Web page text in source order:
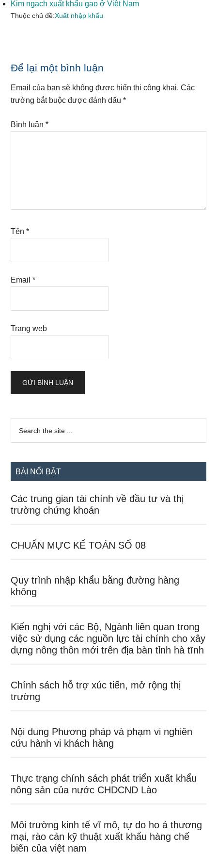
Kim ngạch xuất khẩu gạo ở Việt Nam
Thuộc chủ đề:Xuất nhập khẩu
Reader
Interactions
Để lại một bình luận
Email của bạn sẽ không được hiển thị công khai. Các
trường bắt buộc được đánh dấu*
Bình luận*
Tên*
Email*
Trang web
Sidebar
chính
...
BÀI NỔI BẬT
Các trung gian tài chính về đầu tư và thị
trường chứng khoán
CHUẨN MỰC KẾ TOÁN SỐ 08
Quy trình nhập khẩu bằng đường hàng
không
Kiến nghị với các Bộ, Ngành liên quan trong
việc sử dụng các nguồn lực tài chính cho xây
dựng nông thôn mới trên địa bàn tỉnh hà tĩnh
Chính sách hỗ trợ xúc tiến, mở rộng thị
trường
Nội dung Phương pháp và phạm vi nghiên
cứu hành vi khách hàng
Thực trạng chính sách phát triển xuất khẩu
nông sản của nước CHDCND Lào
Môi trường kinh tế vĩ mô, tự do ho á thương
mại, rào cản kỹ thuật xuất khẩu hàng chế
biến của việt nam